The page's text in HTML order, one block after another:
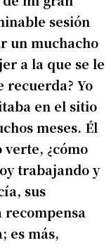
sesión
un muchacho
a la que se le
recuerda? Yo
en el sitio
meses. Él
verte, ¿cómo
trabajando y
sus
recompensa
es más,